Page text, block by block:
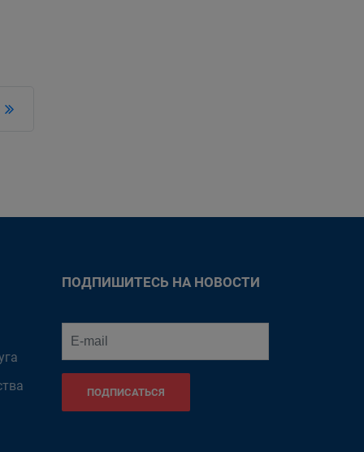
ПОДПИШИТЕСЬ НА НОВОСТИ
ПОДПИСАТЬСЯ